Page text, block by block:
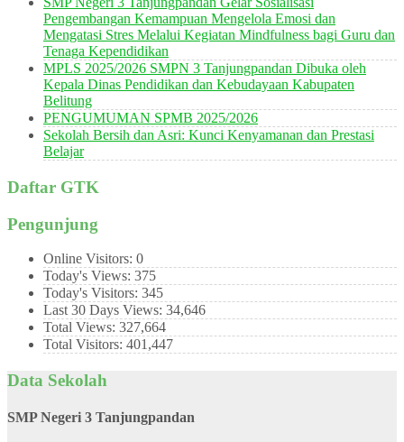
Pengembangan Kemampuan Mengelola Emosi dan
Mengatasi Stres Melalui Kegiatan Mindfulness bagi Guru dan
Tenaga Kependidikan
MPLS 2025/2026 SMPN 3 Tanjungpandan Dibuka oleh
Kepala Dinas Pendidikan dan Kebudayaan Kabupaten
Belitung
PENGUMUMAN SPMB 2025/2026
Sekolah Bersih dan Asri: Kunci Kenyamanan dan Prestasi
Belajar
Daftar GTK
Pengunjung
Online Visitors: 0
Today's Views: 375
Today's Visitors: 345
Last 30 Days Views: 34,646
Total Views: 327,664
Total Visitors: 401,447
Data Sekolah
SMP Negeri 3 Tanjungpandan